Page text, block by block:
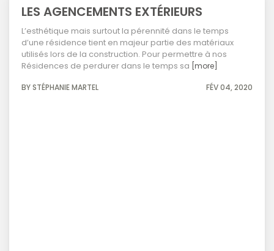
LES AGENCEMENTS EXTÉRIEURS
L’esthétique mais surtout la pérennité dans le temps
d’une résidence tient en majeur partie des matériaux
utilisés lors de la construction. Pour permettre à nos
Résidences de perdurer dans le temps sa [more]
BY STÉPHANIE MARTEL FÉV 04, 2020